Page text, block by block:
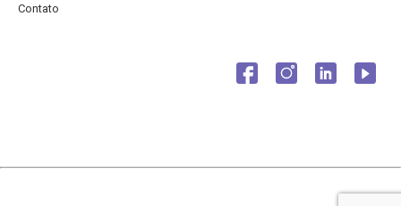
Contato